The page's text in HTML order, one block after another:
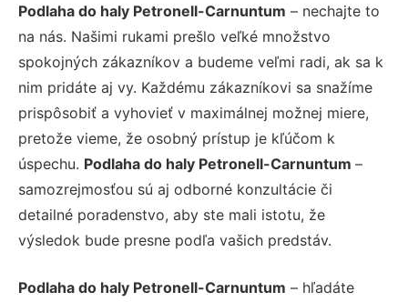
Podlaha do haly Petronell-Carnuntum – nechajte to
na nás. Našimi rukami prešlo veľké množstvo
spokojných zákazníkov a budeme veľmi radi, ak sa k
nim pridáte aj vy. Každému zákazníkovi sa snažíme
prispôsobiť a vyhovieť v maximálnej možnej miere,
pretože vieme, že osobný prístup je kľúčom k
úspechu. Podlaha do haly Petronell-Carnuntum –
samozrejmosťou sú aj odborné konzultácie či
detailné poradenstvo, aby ste mali istotu, že
výsledok bude presne podľa vašich predstáv.
Podlaha do haly Petronell-Carnuntum – hľadáte